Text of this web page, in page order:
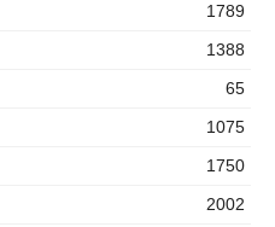
1789
1388
65
1075
1750
2002